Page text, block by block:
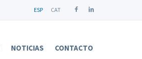
ESP CAT
NOTICIAS CONTACTO